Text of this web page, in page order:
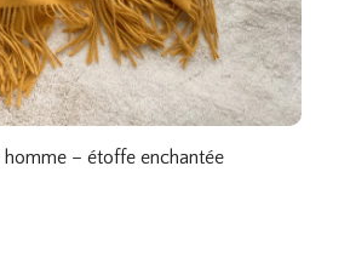
homme – étoffe enchantée